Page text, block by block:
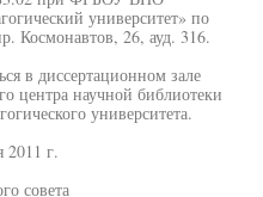
университет» по
Космонавтов, 26, ауд. 316.
в диссертационном зале
центра научной библиотеки
университета.
2011 г.
совета